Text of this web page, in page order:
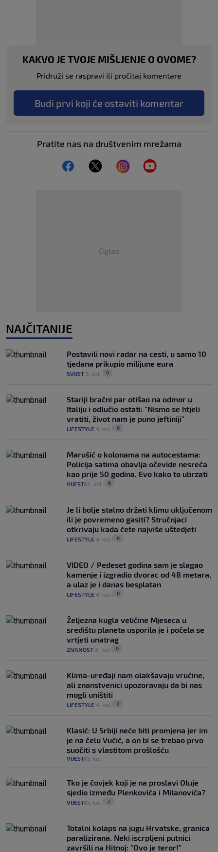
KAKVO JE TVOJE MIŠLJENJE O OVOME?
Pridruži se raspravi ili pročitaj komentare
Budi prvi koji će ostaviti komentar
Pratite nas na društvenim mrežama
Oglas
NAJČITANIJE
Postavili novi radar na cesti, u samo 10
tjedana prikupio milijune eura
SVIJET 5. kol. 0
Stariji bračni par otišao na odmor u
Italiju i odlučio ostati: "Nismo se htjeli
vratiti, život nam je puno jeftiniji"
LIFESTYLE 4. kol. 0
Marušić o kolonama na autocestama:
Policija satima obavlja očevide nesreća
kao prije 50 godina. Evo kako to ubrzati
VIJESTI 4. kol. 6
Je li bolje stalno držati klimu uključenom
ili je povremeno gasiti? Stručnjaci
otkrivaju kada ćete najviše uštedjeti
LIFESTYLE 4. kol. 0
VIDEO / Pedeset godina sam je slagao
kamenje i izgradio dvorac od 48 metara,
a ulaz je i danas besplatan
LIFESTYLE 4. kol. 0
Željezna kugla veličine Mjeseca u
središtu planeta usporila je i počela se
vrtjeti unatrag
ZNANOST 3. kol. 0
Klima-uređaji nam olakšavaju vrućine,
ali znanstvenici upozoravaju da bi nas
mogli uništiti
LIFESTYLE 4. kol. 2
Klasić: U Srbiji neće biti promjena jer im
je na čelu Vučić, a on bi se trebao prvo
suočiti s vlastitom prošlošću
VIJESTI 5. kol.
Tko je čovjek koji je na proslavi Oluje
sjedio između Plenkovića i Milanovića?
VIJESTI 5. kol. 2
Totalni kolaps na jugu Hrvatske, granica
paralizirana. Neki iscrpljeni putnici
završili na Hitnoj: "Ovo je teror!"